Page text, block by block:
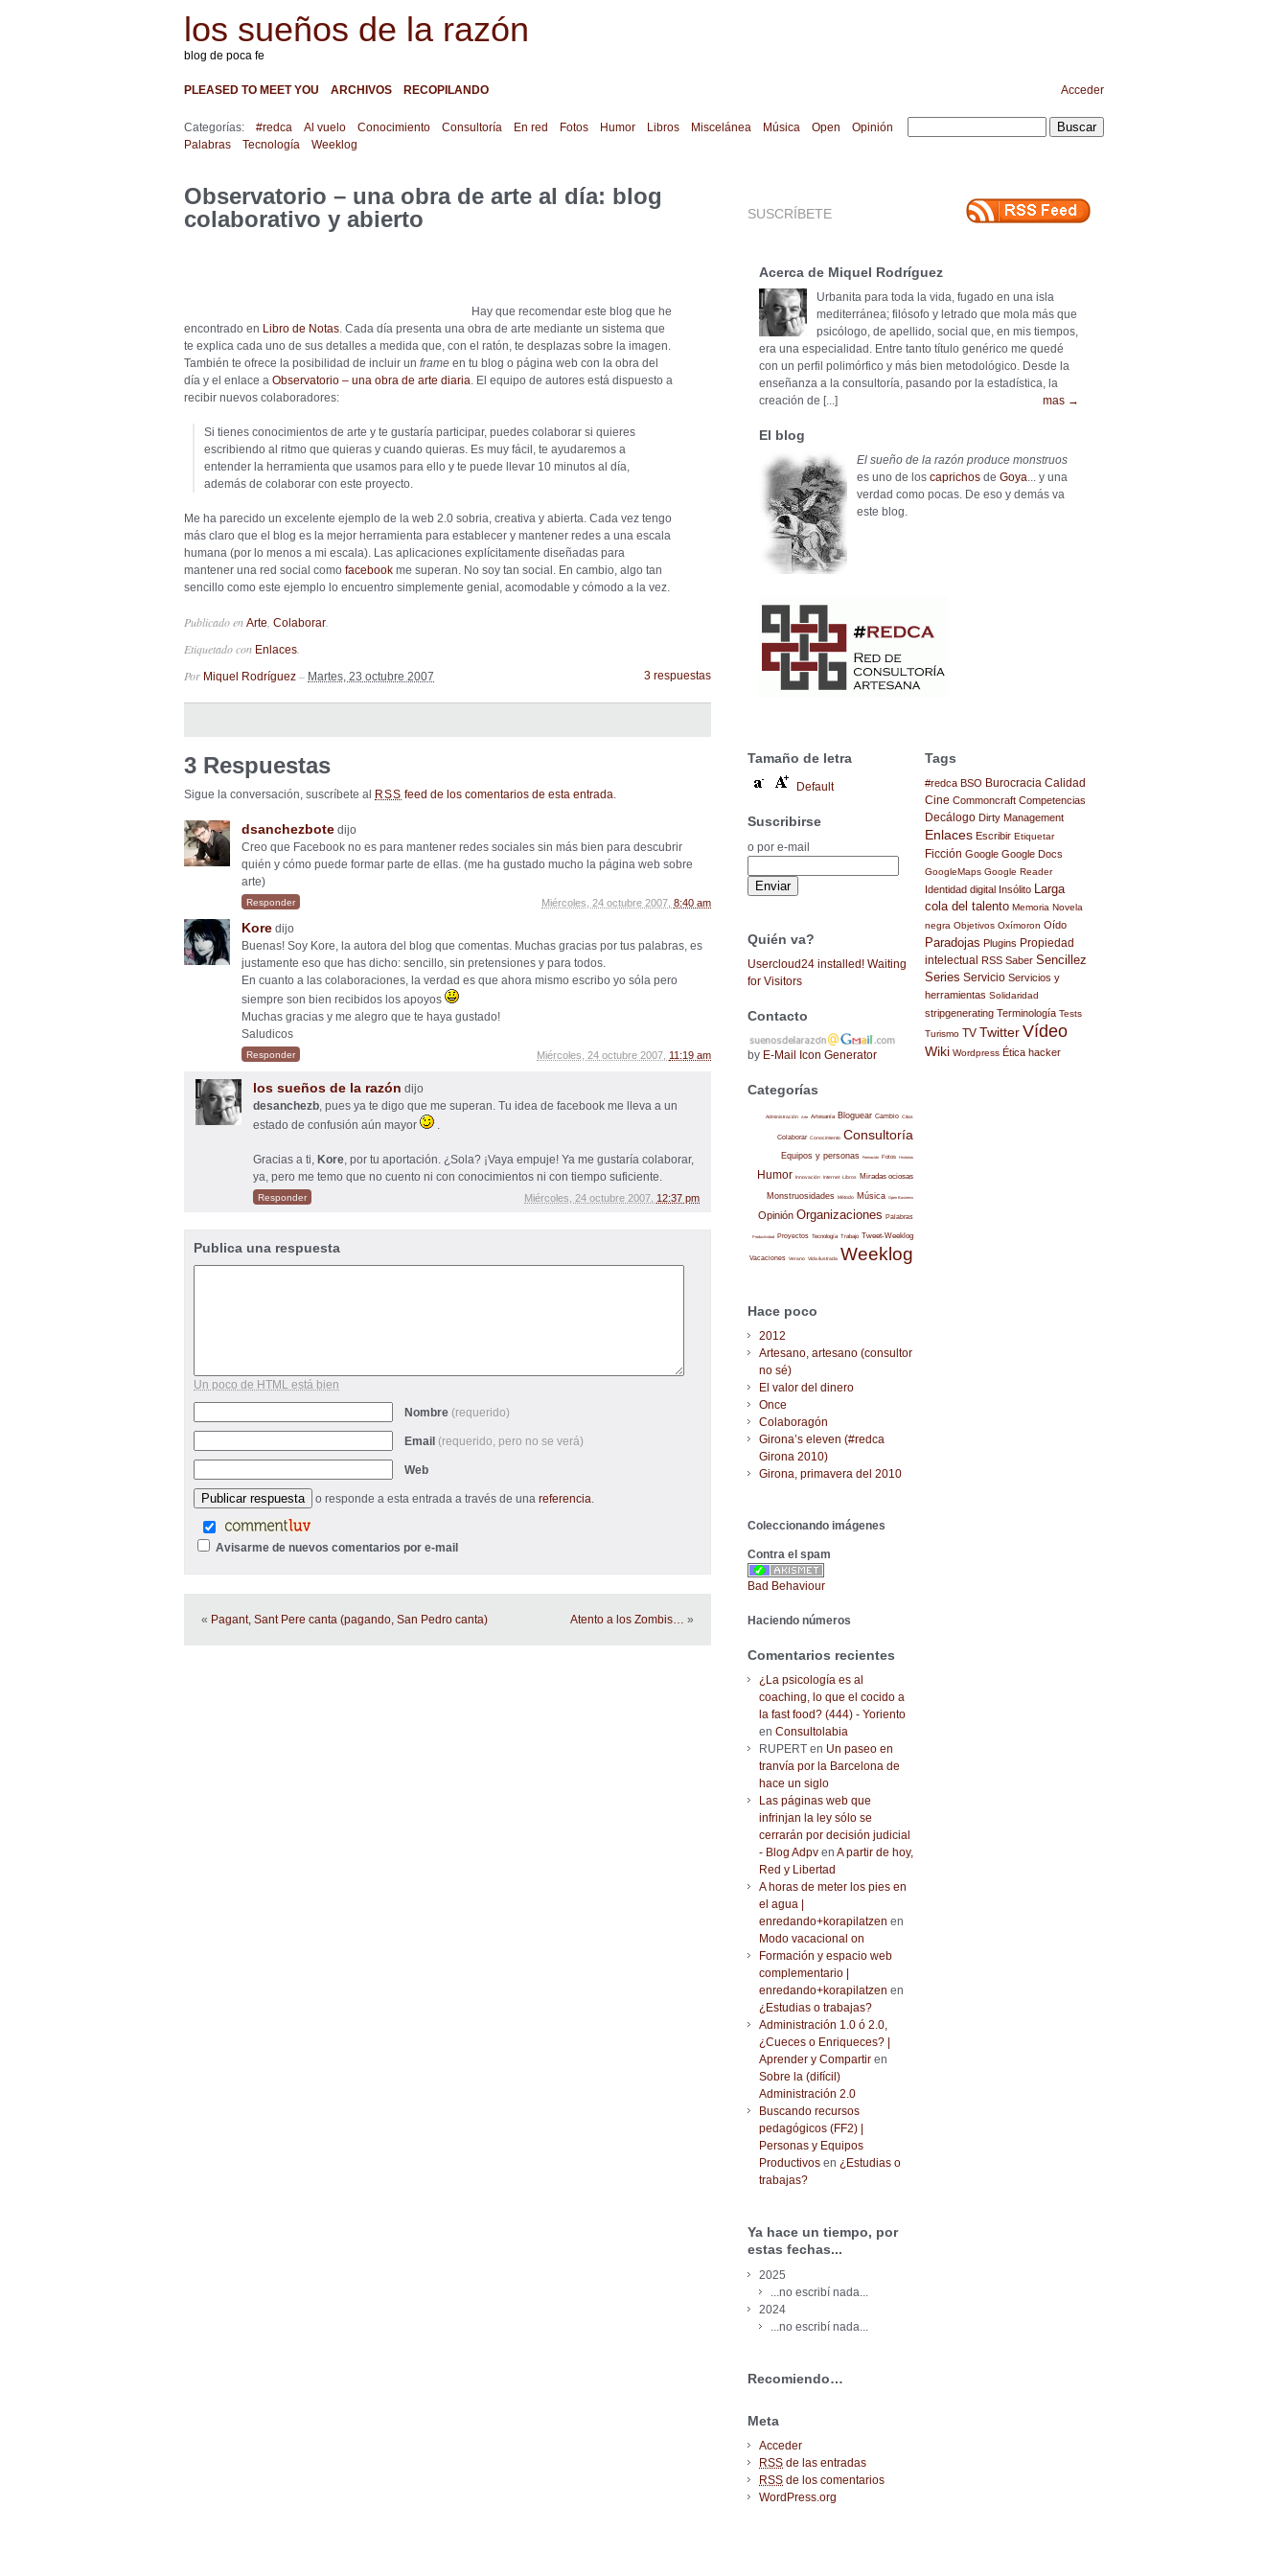
los sueños de la razón
blog de poca fe
PLEASED TO MEET YOU ARCHIVOS RECOPILANDO Acceder
Categorías: #redca Al vuelo Conocimiento Consultoría En red Fotos Humor Libros Miscelánea Música Open
Opinión
Palabras
Tecnología Weeklog
Observatorio – una obra de arte al día: blog
colaborativo y abierto
Hay que recomendar este blog que he
encontrado en Libro de Notas. Cada día presenta una obra de arte mediante un sistema que
te explica cada uno de sus detalles a medida que, con el ratón, te desplazas sobre la imagen.
También te ofrece la posibilidad de incluir un frame en tu blog o página web con la obra del
día y el enlace a Observatorio – una obra de arte diaria. El equipo de autores está dispuesto a
recibir nuevos colaboradores:
Si tienes conocimientos de arte y te gustaría participar, puedes colaborar si quieres
escribiendo al ritmo que quieras y cuando quieras. Es muy fácil, te ayudaremos a
entender la herramienta que usamos para ello y te puede llevar 10 minutos al día,
además de colaborar con este proyecto.
Me ha parecido un excelente ejemplo de la web 2.0 sobria, creativa y abierta. Cada vez tengo
más claro que el blog es la mejor herramienta para establecer y mantener redes a una escala
humana (por lo menos a mi escala). Las aplicaciones explícitamente diseñadas para
mantener una red social como facebook me superan. No soy tan social. En cambio, algo tan
sencillo como este ejemplo lo encuentro simplemente genial, acomodable y cómodo a la vez.
Publicado en Arte Colaborar
Etiquetado con Enlaces
3 respuestas
Por Miquel Rodríguez – Martes, 23 octubre 2007
3 Respuestas
Sigue la conversación, suscríbete al RSS feed de los comentarios de esta entrada.
dsanchezbote dijo
Creo que Facebook no es para mantener redes sociales sin más bien para descubrir
quién y cómo puede formar parte de ellas. (me ha gustado mucho la página web sobre
arte)
Miércoles, 24 octubre 2007, 8:40 am
Responder
Kore dijo
Buenas! Soy Kore, la autora del blog que comentas. Muchas gracias por tus palabras, es
justamente eso que has dicho: sencillo, sin pretensiones y para todos.
En cuanto a las colaboraciones, la verdad es que ahora mismo escribo yo sóla pero
siempre son bien recibidos los apoyos
Muchas gracias y me alegro que te haya gustado!
Saludicos
Miércoles, 24 octubre 2007, 11:19 am
Responder
los sueños de la razón dijo
desanchezb, pues ya te digo que me superan. Tu idea de facebook me lleva a un
estado de confusión aún mayor
.
Gracias a ti, Kore, por tu aportación. ¿Sola? ¡Vaya empuje! Ya me gustaría colaborar,
ya, pero me temo que no cuento ni con conocimientos ni con tiempo suficiente.
Miércoles, 24 octubre 2007, 12:37 pm
Responder
Publica una respuesta
Un poco de HTML está bien
Nombre (requerido)
Email (requerido, pero no se verá)
Web
o responde a esta entrada a través de una referencia.
Avisarme de nuevos comentarios por e-mail
« Pagant, Sant Pere canta (pagando, San Pedro canta) Atento a los Zombis… »
SUSCRÍBETE
Acerca de Miquel Rodríguez
Urbanita para toda la vida, fugado en una isla
mediterránea; filósofo y letrado que mola más que
psicólogo, de apellido, social que, en mis tiempos,
era una especialidad. Entre tanto título genérico me quedé
con un perfil polimórfico y más bien metodológico. Desde la
enseñanza a la consultoría, pasando por la estadística, la
creación de [...]
mas →
El blog
El sueño de la razón produce monstruos
es uno de los caprichos de Goya... y una
verdad como pocas. De eso y demás va
este blog.
Tamaño de letra
Default
Suscribirse
o por e-mail
Quién va?
Usercloud24 installed! Waiting
for Visitors
Contacto
by E-Mail Icon Generator
Categorías
Administración Arte Artesanía Bloguear Cambio Citas
Colaborar Conocimiento Consultoría
Equipos y personas Formación Fotos Historias
Humor Innovación Internet Libros Miradas ociosas
Monstruosidades Método Música Open Business
Opinión Organizaciones Palabras
Productividad Proyectos Tecnología Trabajo Tweet-Weeklog
Vacaciones Verano Vida ilustrada Weeklog
Hace poco
2012
Artesano, artesano (consultor
no sé)
El valor del dinero
Once
Colaboragón
Girona’s eleven (#redca
Girona 2010)
Girona, primavera del 2010
Coleccionando imágenes
Contra el spam
Bad Behaviour
Haciendo números
Comentarios recientes
¿La psicología es al
coaching, lo que el cocido a
la fast food? (444) - Yoriento
en Consultolabia
RUPERT en Un paseo en
tranvía por la Barcelona de
hace un siglo
Las páginas web que
infrinjan la ley sólo se
cerrarán por decisión judicial
- Blog Adpv en A partir de hoy,
Red y Libertad
A horas de meter los pies en
el agua |
enredando+korapilatzen en
Modo vacacional on
Formación y espacio web
complementario |
enredando+korapilatzen en
¿Estudias o trabajas?
Administración 1.0 ó 2.0,
¿Cueces o Enriqueces? |
Aprender y Compartir en
Sobre la (difícil)
Administración 2.0
Buscando recursos
pedagógicos (FF2) |
Personas y Equipos
Productivos en ¿Estudias o
trabajas?
Ya hace un tiempo, por
estas fechas...
2025
...no escribí nada...
2024
...no escribí nada...
Recomiendo…
Meta
Acceder
RSS de las entradas
RSS de los comentarios
WordPress.org
Tags
#redca BSO Burocracia Calidad
Cine Commoncraft Competencias
Decálogo Dirty Management
Enlaces Escribir Etiquetar
Ficción Google Google Docs
GoogleMaps Google Reader
Identidad digital Insólito Larga
cola del talento Memoria Novela
negra Objetivos Oxímoron Oído
Paradojas Plugins Propiedad
intelectual
RSS Saber Sencillez
Series Servicio Servicios y
herramientas Solidaridad
stripgenerating Terminología Tests
Turismo TV Twitter Vídeo
Wiki Wordpress Ética hacker